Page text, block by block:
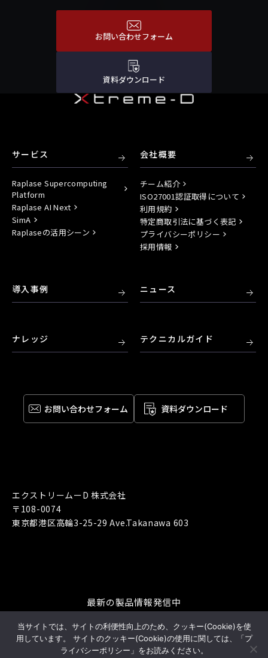
お問い合わせフォーム
資料ダウンロード
お問い合わせフォーム 資料ダウンロード
サービス
Raplase Supercomputing
Platform
Raplase AI Next
SimA
Raplaseの活用シーン
会社概要
チーム紹介
ISO27001認証取得について
利用規約
特定商取引法に基づく表記
プライバシーポリシー
採用情報
導入事例 ニュース
ナレッジ テクニカルガイド
エクストリームーD 株式会社
〒108-0074
東京都港区高輪3-25-29 Ave.Takanawa 603
最新の製品情報発信中
当サイトでは、サイトの利便性向上のため、クッキー(Cookie)を使
用しています。 サイトのクッキー(Cookie)の使用に関しては、「プ
ライバシーポリシー」をお読みください。